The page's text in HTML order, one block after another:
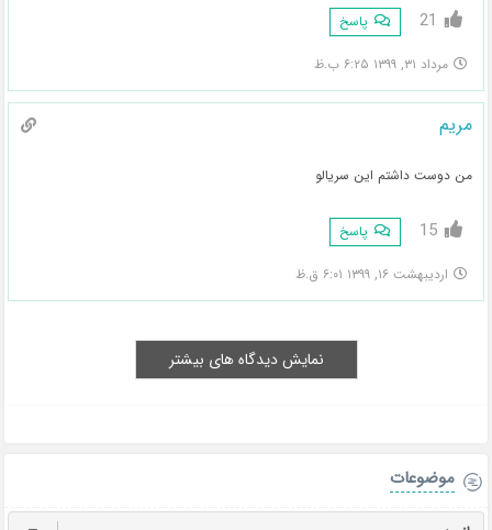
21 پاسخ
مرداد ۳۱, ۱۳۹۹ ۶:۲۵ ب.ظ
مریم
من دوست داشتم این سریالو
15 پاسخ
اردیبهشت ۱۶, ۱۳۹۹ ۶:۰۱ ق.ظ
نمایش دیدگاه های بیشتر
موضوعات